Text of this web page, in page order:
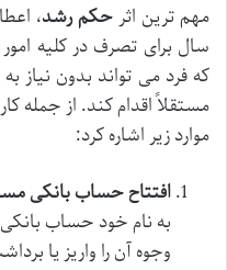
مهم ترین اثر حکم رشد
سال برای تصرف در کلیه
که فرد می تواند بدون نیاز
مستقلاً اقدام کند. از جمله
موارد زیر اشاره کرد:
افتتاح حساب بانکی
به نام خود حساب
وجوه آن را واریز یا